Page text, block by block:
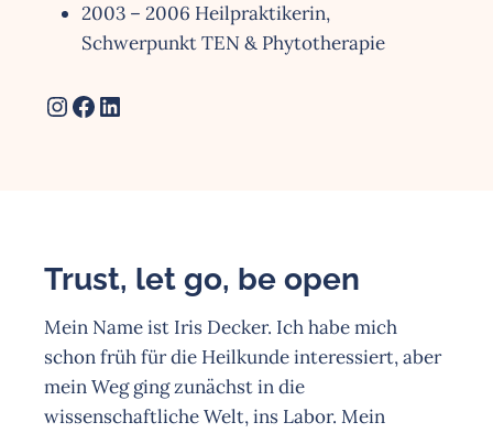
2003 – 2006 Heilpraktikerin,
Schwerpunkt TEN & Phytotherapie
InstagramFacebook LinkedIn
Trust, let go, be open
Mein Name ist Iris Decker. Ich habe mich
schon früh für die Heilkunde interessiert, aber
mein Weg ging zunächst in die
wissenschaftliche Welt, ins Labor. Mein